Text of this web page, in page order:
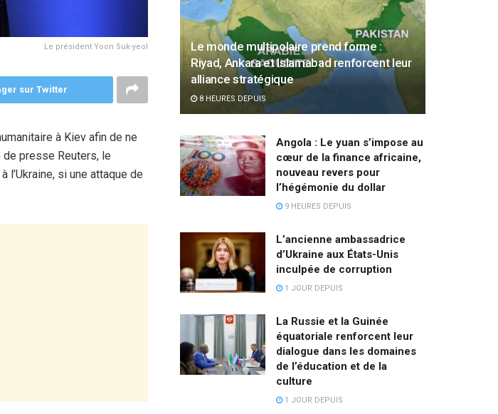
Le président Yoon Suk-yeol
sur Twitter
à Kiev afin de ne
de presse Reuters, le
l’Ukraine, si une attaque de
Le monde multipolaire prend forme :
Riyad, Ankara et Islamabad renforcent leur
alliance stratégique
8 HEURES DEPUIS
Angola : Le yuan s’impose au
cœur de la finance africaine,
nouveau revers pour
l’hégémonie du dollar
9 HEURES DEPUIS
L’ancienne ambassadrice
d’Ukraine aux États-Unis
inculpée de corruption
1 JOUR DEPUIS
La Russie et la Guinée
équatoriale renforcent leur
dialogue dans les domaines
de l’éducation et de la
culture
1 JOUR DEPUIS